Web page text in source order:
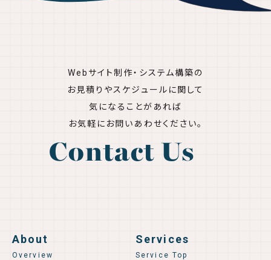
Webサイト制作・システム構築の
お見積りやスケジュールに関して
気になることがあれば
お気軽にお問いあわせください。
Contact Us
About
Overview
Services
Service Top